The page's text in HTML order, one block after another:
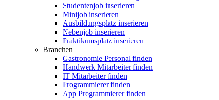
Studentenjob inserieren
Minijob inserieren
Ausbildungsplatz inserieren
Nebenjob inserieren
Praktikumsplatz inserieren
Branchen
Gastronomie Personal finden
Handwerk Mitarbeiter finden
IT Mitarbeiter finden
Programmierer finden
App Programmierer finden